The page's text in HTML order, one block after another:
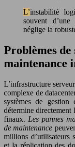
L’instabilité logicielle des applications IPTV résulte
souvent
néglige la
Problèmes
maintenance
L’infrastructure
complexe de
systèmes de
détermine directement
finaux. Les pannes
de maintenance
millions d’utilisateurs
et la réplication des